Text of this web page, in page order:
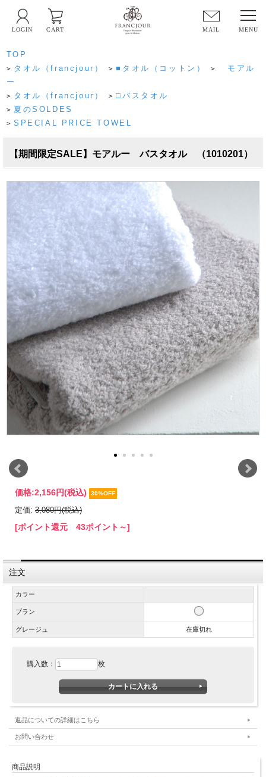
MAIL
LOGIN CART
TOP
> タオル（francjour） > ■タオル（コットン） >
モアル
ー
> タオル（francjour） > □バスタオル
> 夏のSOLDES
> SPECIAL PRICE TOWEL
【期間限定SALE】モアルー バスタオル （1010201）
価格:2,156円(税込) 30%OFF
定価: 3,080円(税込)
[ポイント還元 43ポイント～]
注文
カラー
ブラン
グレージュ 在庫切れ
購入数： 枚
返品についての詳細はこちら
お問い合わせ
商品説明